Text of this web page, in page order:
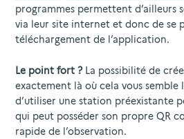
programmes permettent d’ailleurs
via leur site internet et donc de se
téléchargement de l’application.
Le point fort ?La possibilité de
exactement là où cela vous
d’utiliser une station préexistante
qui peut posséder son propre QR
rapide de l’observation.